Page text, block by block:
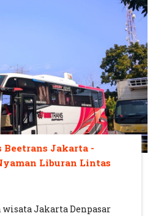
Beetrans Jakarta -
Liburan Lintas
Jakarta Denpasar